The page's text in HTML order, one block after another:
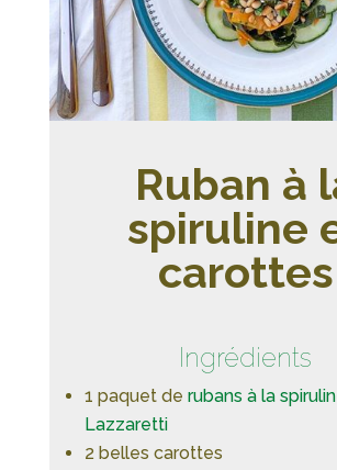
Ruban à
spiruline
carottes
Ingrédients
1 paquet de rubans à la
Lazzaretti
2 belles carottes